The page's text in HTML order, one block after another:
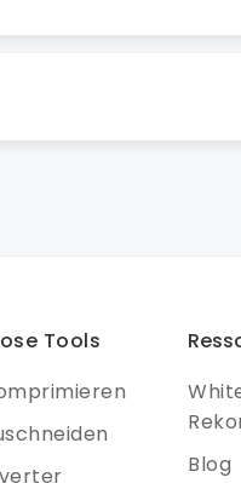
Tools
Blog